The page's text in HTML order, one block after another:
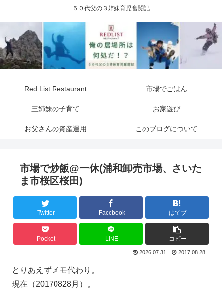
５０代父の３姉妹育児奮闘記
Red List Restaurant 市場でごはん
三姉妹の子育て お家遊び
お父さんの資産運用 このブログについて
市場で炒飯@一休(浦和卸売市場、さいた
ま市桜区桜田)
Twitter Facebook はてブ
Pocket LINE コピー
2026.07.31 2017.08.28
とりあえずメモ代わり。
現在（20170828月）。